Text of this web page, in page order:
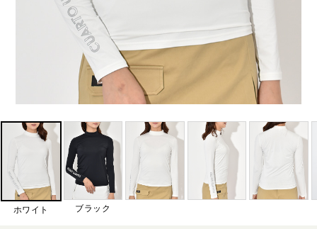
ホワイト ブラック